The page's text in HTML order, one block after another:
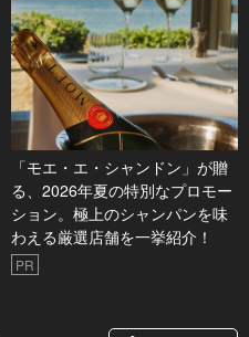
「モエ・エ・シャンドン」が贈
る、2026年夏の特別なプロモー
ション。極上のシャンパンを味
わえる厳選店舗を一挙紹介！
PR